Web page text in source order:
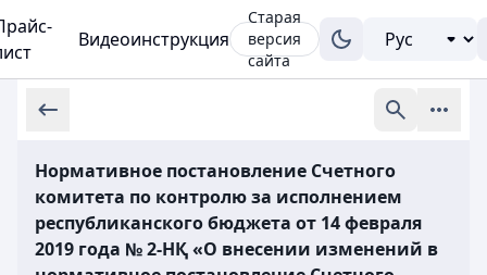
Видеоинструкция
Старая
версия
сайта
Нормативное постановление Счетного
комитета по контролю за исполнением
республиканского бюджета от 14 февраля
2019 года № 2-НҚ «О внесении изменений в